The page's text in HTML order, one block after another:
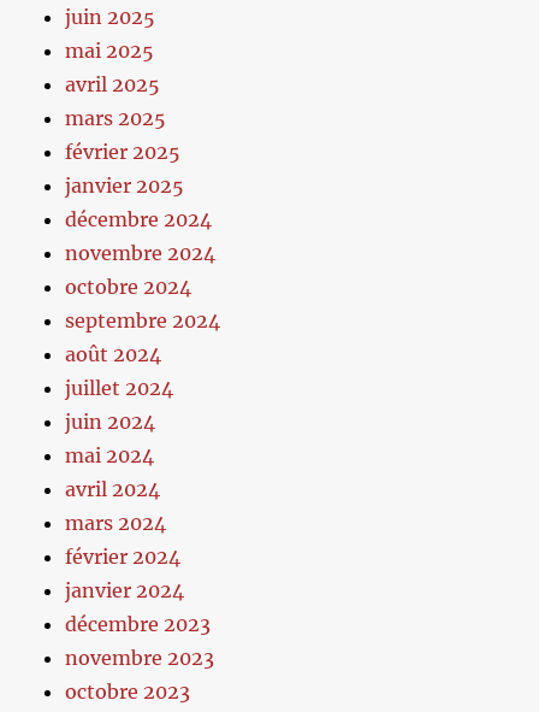
juin 2025
mai 2025
avril 2025
mars 2025
février 2025
janvier 2025
décembre 2024
novembre 2024
octobre 2024
septembre 2024
août 2024
juillet 2024
juin 2024
mai 2024
avril 2024
mars 2024
février 2024
janvier 2024
décembre 2023
novembre 2023
octobre 2023